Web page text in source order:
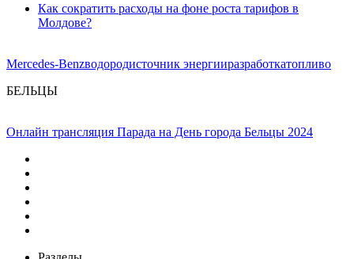
Как сократить расходы на фоне роста тарифов в
Молдове?
Mercedes-Benzводородисточник энергииразработкатопливо
БЕЛЬЦЫ
Онлайн трансляция Парада на День города Бельцы 2024